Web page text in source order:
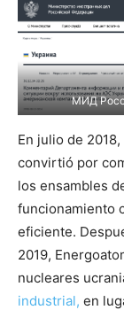
МИД
En julio de
convirtió por
los ensambles
funcionamiento
eficiente.
2019,
nucleares
industrial, en